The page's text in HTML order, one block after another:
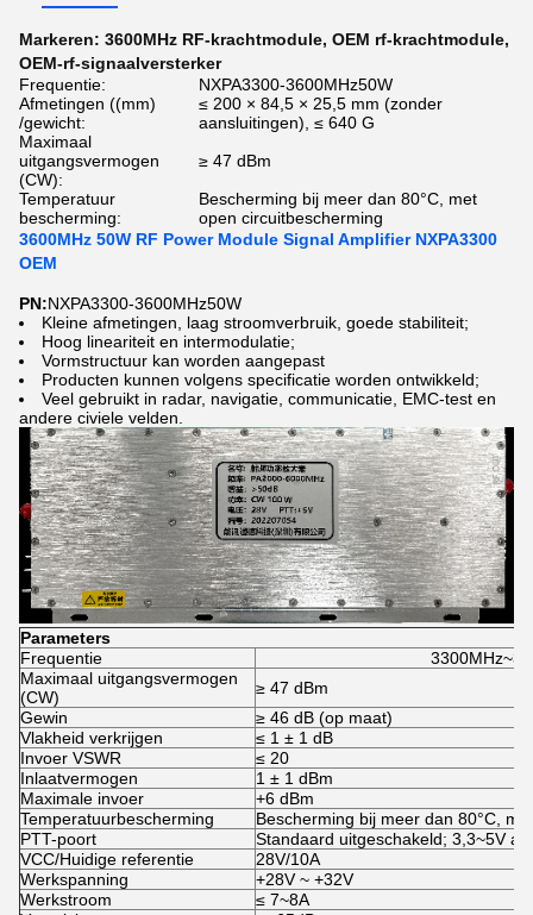
Markeren: 3600MHz RF-krachtmodule, OEM rf-krachtmodule,
OEM-rf-signaalversterker
Frequentie:
NXPA3300-3600MHz50W
Afmetingen ((mm)
/gewicht:
≤ 200 × 84,5 × 25,5 mm (zonder
aansluitingen), ≤ 640 G
Maximaal
uitgangsvermogen
(CW):
≥ 47 dBm
Temperatuur
bescherming:
Bescherming bij meer dan 80°C, met
open circuitbescherming
3600MHz 50W RF Power Module Signal Amplifier NXPA3300
OEM
PN:NXPA3300-3600MHz50W
Kleine afmetingen, laag stroomverbruik, goede stabiliteit;
Hoog lineariteit en intermodulatie;
Vormstructuur kan worden aangepast
Producten kunnen volgens specificatie worden ontwikkeld;
Veel gebruikt in radar, navigatie, communicatie, EMC-test en
andere civiele velden.
Parameters
Frequentie
Maximaal uitgangsvermogen
(CW)
≥ 47 dBm
Gewin
≥ 46 dB (op maat)
Vlakheid verkrijgen
≤ 1 ± 1 dB
Invoer VSWR
≤ 20
Inlaatvermogen
1 ± 1 dBm
Maximale invoer
+6 dBm
Temperatuurbescherming
Bescherming bij meer dan 80°C,
PTT-poort
Standaard uitgeschakeld; 3,3~5V
VCC/Huidige referentie
28V/10A
Werkspanning
+28V ~ +32V
Werkstroom
≤ 7~8A